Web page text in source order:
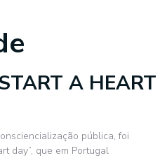
A HEART
pública, foi
day”, que em Portugal